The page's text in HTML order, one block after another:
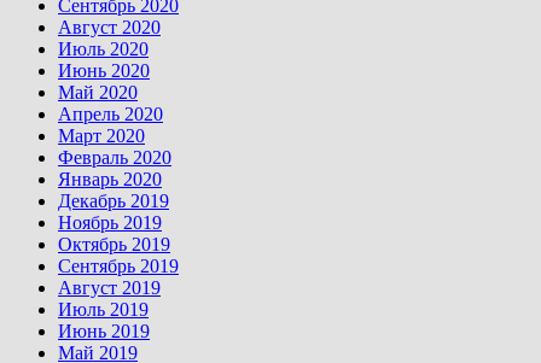
Сентябрь 2020
Август 2020
Июль 2020
Июнь 2020
Май 2020
Апрель 2020
Март 2020
Февраль 2020
Январь 2020
Декабрь 2019
Ноябрь 2019
Октябрь 2019
Сентябрь 2019
Август 2019
Июль 2019
Июнь 2019
Май 2019